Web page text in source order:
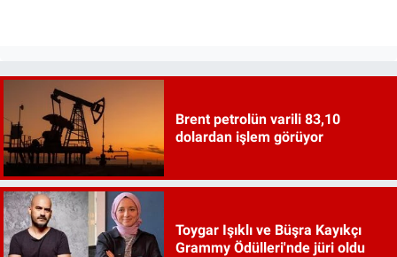
Brent petrolün varili 83,10
dolardan işlem görüyor
Toygar Işıklı ve Büşra Kayıkçı
Grammy Ödülleri'nde jüri oldu